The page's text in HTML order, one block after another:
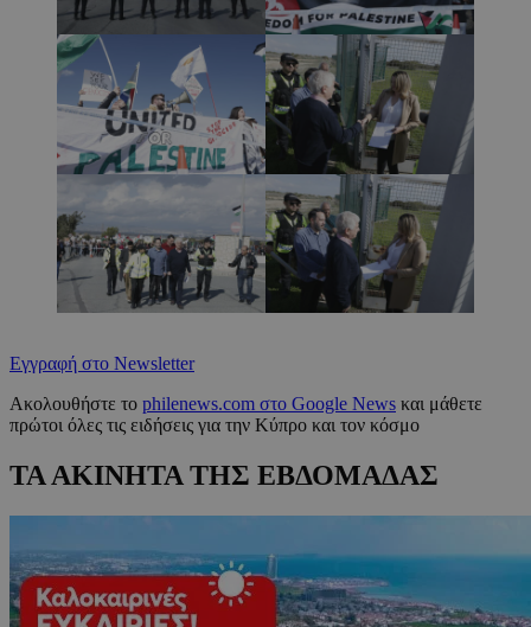
Εγγραφή στο Newsletter
Ακολουθήστε το philenews.com στο Google News και μάθετε
πρώτοι όλες τις ειδήσεις για την Κύπρο και τον κόσμο
ΤΑ ΑΚΙΝΗΤΑ ΤΗΣ ΕΒΔΟΜΑΔΑΣ